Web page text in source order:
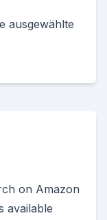
ausgewählte
on Amazon
available